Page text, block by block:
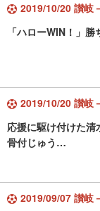
2019/10/20 讃岐
「ハローWIN！」勝
2019/10/20 讃岐
応援に駆け付けた
骨付じゅう…
2019/09/07 讃岐